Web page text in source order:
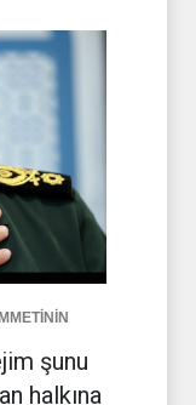
şunu
halkına